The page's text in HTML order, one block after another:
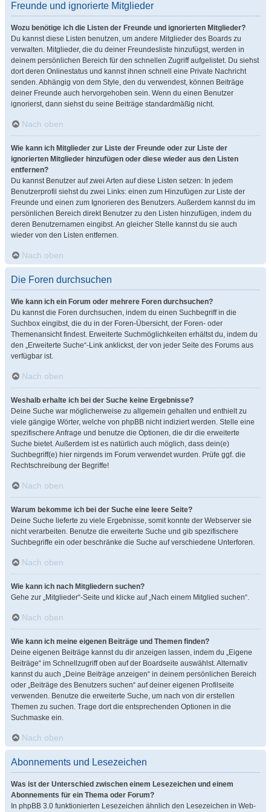
Freunde und ignorierte Mitglieder
Wozu benötige ich die Listen der Freunde und ignorierten Mitglieder?
Du kannst diese Listen benutzen, um andere Mitglieder des Boards zu
verwalten. Mitglieder, die du deiner Freundesliste hinzufügst, werden in
deinem persönlichen Bereich für den schnellen Zugriff aufgelistet. Du siehst
dort deren Onlinestatus und kannst ihnen schnell eine Private Nachricht
senden. Abhängig von dem Style, den du verwendest, können Beiträge
deiner Freunde auch hervorgehoben sein. Wenn du einen Benutzer
ignorierst, dann siehst du seine Beiträge standardmäßig nicht.
Nach oben
Wie kann ich Mitglieder zur Liste der Freunde oder zur Liste der
ignorierten Mitglieder hinzufügen oder diese wieder aus den Listen
entfernen?
Du kannst Benutzer auf zwei Arten auf diese Listen setzen: In jedem
Benutzerprofil siehst du zwei Links: einen zum Hinzufügen zur Liste der
Freunde und einen zum Ignorieren des Benutzers. Außerdem kannst du im
persönlichen Bereich direkt Benutzer zu den Listen hinzufügen, indem du
deren Benutzernamen eingibst. An gleicher Stelle kannst du sie auch
wieder von den Listen entfernen.
Nach oben
Die Foren durchsuchen
Wie kann ich ein Forum oder mehrere Foren durchsuchen?
Du kannst die Foren durchsuchen, indem du einen Suchbegriff in die
Suchbox eingibst, die du in der Foren-Übersicht, der Foren- oder
Themenansicht findest. Erweiterte Suchmöglichkeiten erhältst du, indem du
den „Erweiterte Suche“-Link anklickst, der von jeder Seite des Forums aus
verfügbar ist.
Nach oben
Weshalb erhalte ich bei der Suche keine Ergebnisse?
Deine Suche war möglicherweise zu allgemein gehalten und enthielt zu
viele gängige Wörter, welche von phpBB nicht indiziert werden. Stelle eine
spezifischere Anfrage und benutze die Optionen, die dir die erweiterte
Suche bietet. Außerdem ist es natürlich auch möglich, dass dein(e)
Suchbegriff(e) hier nirgends im Forum verwendet wurden. Prüfe ggf. die
Rechtschreibung der Begriffe!
Nach oben
Warum bekomme ich bei der Suche eine leere Seite?
Deine Suche lieferte zu viele Ergebnisse, somit konnte der Webserver sie
nicht verarbeiten. Benutze die erweiterte Suche und gib spezifischere
Suchbegriffe ein oder beschränke die Suche auf verschiedene Unterforen.
Nach oben
Wie kann ich nach Mitgliedern suchen?
Gehe zur „Mitglieder“-Seite und klicke auf „Nach einem Mitglied suchen“.
Nach oben
Wie kann ich meine eigenen Beiträge und Themen finden?
Deine eigenen Beiträge kannst du dir anzeigen lassen, indem du „Eigene
Beiträge“ im Schnellzugriff oben auf der Boardseite auswählst. Alternativ
kannst du auch „Deine Beiträge anzeigen“ in deinem persönlichen Bereich
oder „Beiträge des Benutzers suchen“ auf deiner eigenen Profilseite
verwenden. Benutze die erweiterte Suche, um nach von dir erstellen
Themen zu suchen. Trage dort die entsprechenden Optionen in die
Suchmaske ein.
Nach oben
Abonnements und Lesezeichen
Was ist der Unterschied zwischen einem Lesezeichen und einem
Abonnements für ein Thema oder Forum?
In phpBB 3.0 funktionierten Lesezeichen ähnlich den Lesezeichen in Web-